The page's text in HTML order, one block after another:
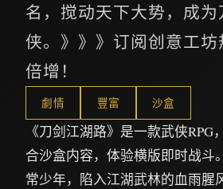
名，搅动天下大势，成
侠。》》》订阅创意工
倍增！
劇情 豐富 沙盒
《刀剑江湖路》是一款武侠RPG
合沙盒内容，体验横版即时战斗
常少年，陷入江湖武林的血雨腥